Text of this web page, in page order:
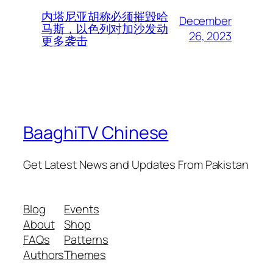
内塔尼亚胡称必须摧毁哈
马斯，以色列对加沙发动
更多袭击
December
26, 2023
BaaghiTV Chinese
Get Latest News and Updates From Pakistan
Blog
About
FAQs
Authors
Events
Shop
Patterns
Themes